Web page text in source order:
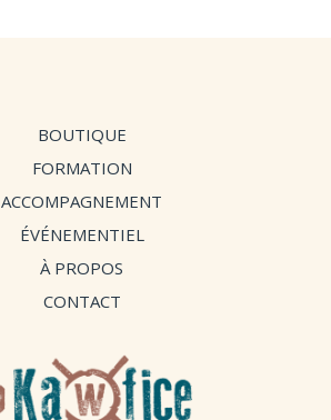
BOUTIQUE
FORMATION
ACCOMPAGNEMENT
ÉVÉNEMENTIEL
À PROPOS
CONTACT